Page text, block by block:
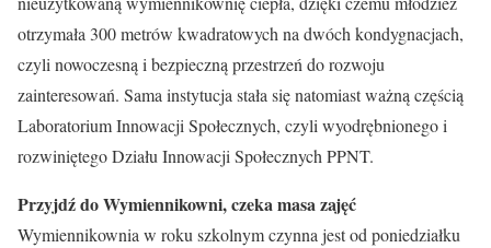
otrzymała 300 metrów kwadratowych na dwóch kondygnacjach,
czyli nowoczesną i bezpieczną przestrzeń do rozwoju
zainteresowań. Sama instytucja stała się natomiast ważną częścią
Laboratorium Innowacji Społecznych, czyli wyodrębnionego i
rozwiniętego Działu Innowacji Społecznych PPNT.
Przyjdź do Wymiennikowni, czeka masa zajęć
Wymiennikownia w roku szkolnym czynna jest od poniedziałku